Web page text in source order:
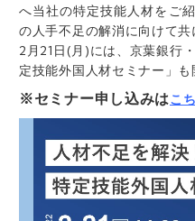
へ当社の特定技能人材をご
の人手不足の解消に向けて共
2月21日(月)には、京葉銀行
定技能外国人材セミナー」も
※セミナー申し込みはこ